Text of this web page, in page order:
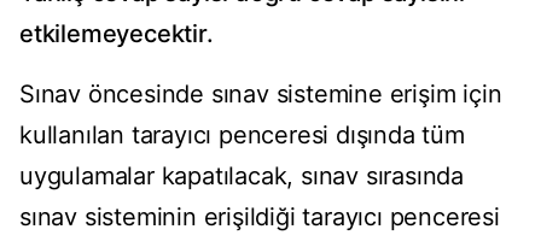
etkilemeyecektir.
Sınav öncesinde sınav sistemine erişim için
kullanılan tarayıcı penceresi dışında tüm
uygulamalar kapatılacak, sınav sırasında
sınav sisteminin erişildiği tarayıcı penceresi